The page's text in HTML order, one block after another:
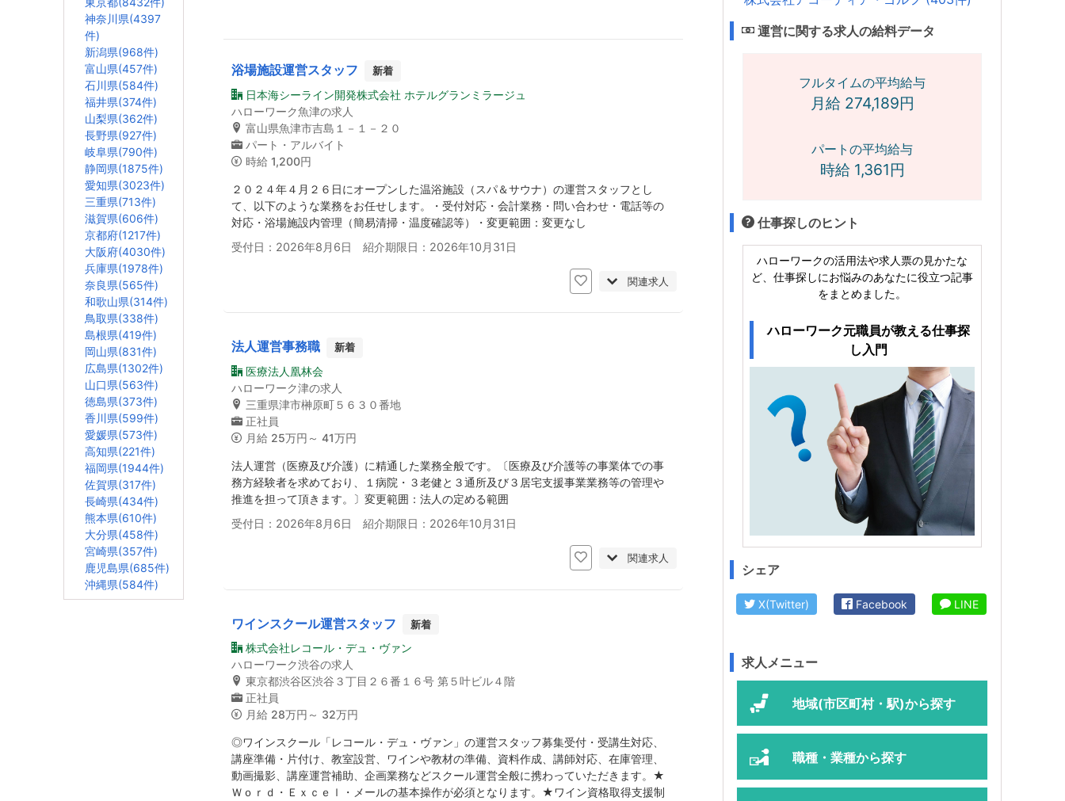
神奈川県(4397
件)
新潟県(968件)
富山県(457件)
石川県(584件)
福井県(374件)
山梨県(362件)
長野県(927件)
岐阜県(790件)
静岡県(1875件)
愛知県(3023件)
三重県(713件)
滋賀県(606件)
京都府(1217件)
大阪府(4030件)
兵庫県(1978件)
奈良県(565件)
和歌山県(314件)
鳥取県(338件)
島根県(419件)
岡山県(831件)
広島県(1302件)
山口県(563件)
徳島県(373件)
香川県(599件)
愛媛県(573件)
高知県(221件)
福岡県(1944件)
佐賀県(317件)
長崎県(434件)
熊本県(610件)
大分県(458件)
宮崎県(357件)
鹿児島県(685件)
沖縄県(584件)
浴場施設運営スタッフ 新着
日本海シーライン開発株式会社 ホテルグランミラージュ
ハローワーク魚津の求人
富山県魚津市吉島１－１－２０
パート・アルバイト
時給 1,200円
２０２４年４月２６日にオープンした温浴施設（スパ＆サウナ）の運営スタッフとし
て、以下のような業務をお任せします。・受付対応・会計業務・問い合わせ・電話等の
対応・浴場施設内管理（簡易清掃・温度確認等）・変更範囲：変更なし
受付日：2026年8月6日 紹介期限日：2026年10月31日
関連求人
法人運営事務職 新着
医療法人凰林会
ハローワーク津の求人
三重県津市榊原町５６３０番地
正社員
月給 25万円～ 41万円
法人運営（医療及び介護）に精通した業務全般です。〔医療及び介護等の事業体での事
務方経験者を求めており、１病院・３老健と３通所及び３居宅支援事業業務等の管理や
推進を担って頂きます。〕変更範囲：法人の定める範囲
受付日：2026年8月6日 紹介期限日：2026年10月31日
関連求人
ワインスクール運営スタッフ 新着
株式会社レコール・デュ・ヴァン
ハローワーク渋谷の求人
東京都渋谷区渋谷３丁目２６番１６号 第５叶ビル４階
正社員
月給 28万円～ 32万円
◎ワインスクール「レコール・デュ・ヴァン」の運営スタッフ募集受付・受講生対応、
講座準備・片付け、教室設営、ワインや教材の準備、資料作成、講師対応、在庫管理、
動画撮影、講座運営補助、企画業務などスクール運営全般に携わっていただきます。★
Ｗｏｒｄ・Ｅｘｃｅｌ・メールの基本操作が必須となります。★ワイン資格取得支援制
運営に関する求人の給料データ
フルタイムの平均給与
月給 274,189円
パートの平均給与
時給 1,361円
仕事探しのヒント
ハローワークの活用法や求人票の見かたな
ど、仕事探しにお悩みのあなたに役立つ記事
をまとめました。
ハローワーク元職員が教える仕事探
し入門
シェア
X(Twitter) Facebook LINE
求人メニュー
地域(市区町村・駅)から探す
職種・業種から探す